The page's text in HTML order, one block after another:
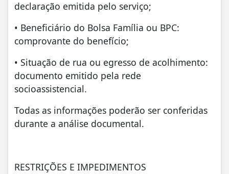
declaração emitida pelo serviço;
• Beneficiário do Bolsa Família ou BPC:
comprovante do benefício;
• Situação de rua ou egresso de acolhimento:
documento emitido pela rede
socioassistencial.
Todas as informações poderão ser conferidas
durante a análise documental.
RESTRIÇÕES E IMPEDIMENTOS